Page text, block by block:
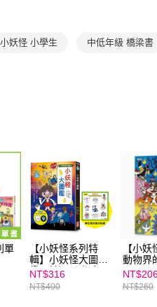
透過本服務購買商品或服務，並由商店
用「大哥付你分期」之契約關係目的，商
續完成當下不需立刻繳費，但若您需要
以「AFTEE先享後付 」之結帳頁面顯示
之必要範圍內提供個人資料，並將交易相
科技股份有限公司。
處理事宜，請瀏覽以下網址：
#terms3
者請事先徵得法定代理人或監護人之同
」，若未經同意申辦者引起之損失，本
先享後付」時，將依據個別帳號之用戶
之上限額度；若仍有額度不足之情形，本
身份認證。
多個帳號或使用他人資訊註冊。若發現惡
有限公司將有權停止該用戶之使用額度並
適用離島、海外及郵局i郵箱)
小妖怪 小學生 中低年級 橋梁書
單
【小妖怪系列特
輯】小妖怪大圖
鑑：精選全書系
186隻小妖怪（附
神出鬼沒螢光貼
NT$316
NT$400
【小妖
動物界
NT$260